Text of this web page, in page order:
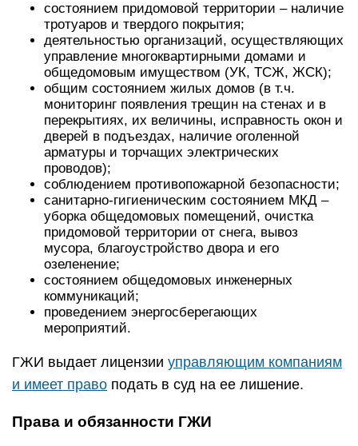
состоянием придомовой территории – наличие
тротуаров и твердого покрытия;
деятельностью организаций, осуществляющих
управление многоквартирными домами и
общедомовым имуществом (УК, ТСЖ, ЖСК);
общим состоянием жилых домов (в т.ч.
мониторинг появления трещин на стенах и в
перекрытиях, их величины, исправность окон и
дверей в подъездах, наличие оголенной
арматуры и торчащих электрических
проводов);
соблюдением противопожарной безопасности;
санитарно-гигиеническим состоянием МКД –
уборка общедомовых помещений, очистка
придомовой территории от снега, вывоз
мусора, благоустройство двора и его
озеленение;
состоянием общедомовых инженерных
коммуникаций;
проведением энергосберегающих
мероприятий.
ГЖИ выдает лицензии управляющим компаниям
и имеет право подать в суд на ее лишение.
Права и обязанности ГЖИ